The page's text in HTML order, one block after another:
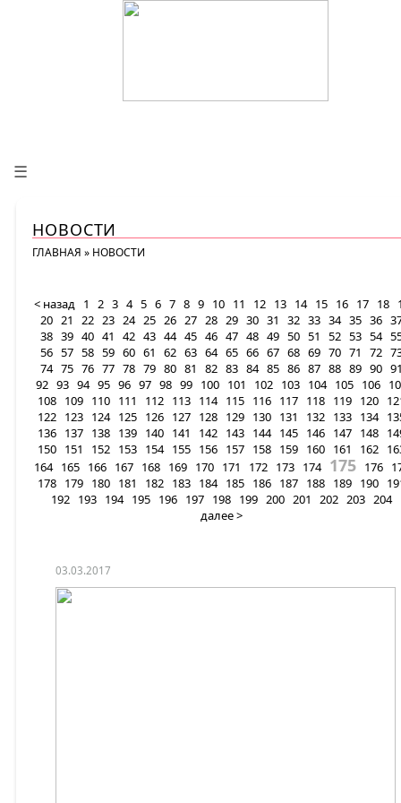
☰
НОВОСТИ
ГЛАВНАЯ » НОВОСТИ
< назад 1 2 3 4 5 6 7 8 9 10 11 12 13 14 15 16 17 18
20 21 22 23 24 25 26 27 28 29 30 31 32 33 34 35 36
38 39 40 41 42 43 44 45 46 47 48 49 50 51 52 53 54
56 57 58 59 60 61 62 63 64 65 66 67 68 69 70 71 72
74 75 76 77 78 79 80 81 82 83 84 85 86 87 88 89 90
92 93 94 95 96 97 98 99 100 101 102 103 104 105 106
108 109 110 111 112 113 114 115 116 117 118 119 120
122 123 124 125 126 127 128 129 130 131 132 133 134
136 137 138 139 140 141 142 143 144 145 146 147 148
150 151 152 153 154 155 156 157 158 159 160 161 162
164 165 166 167 168 169 170 171 172 173 174 175 176
178 179 180 181 182 183 184 185 186 187 188 189 190
192 193 194 195 196 197 198 199 200 201 202 203 204
далее >
03.03.2017